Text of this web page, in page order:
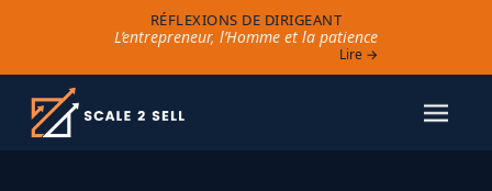
RÉFLEXIONS DE DIRIGEANT
L’entrepreneur, l’Homme et la patience
Lire →